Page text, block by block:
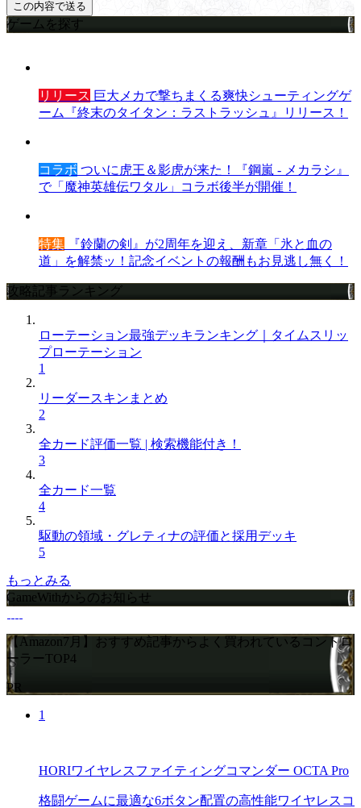
ゲームを探す
リリース 巨大メカで撃ちまくる爽快シューティングゲ
ーム『終末のタイタン：ラストラッシュ』リリース！
コラボ ついに虎王＆影虎が来た！『鋼嵐 - メカラシ』
で「魔神英雄伝ワタル」コラボ後半が開催！
特集 『鈴蘭の剣』が2周年を迎え、新章「氷と血の
道」を解禁ッ！記念イベントの報酬もお見逃し無く！
攻略記事ランキング
ローテーション最強デッキランキング｜タイムスリッ
プローテーション
1
リーダースキンまとめ
2
全カード評価一覧 | 検索機能付き！
3
全カード一覧
4
駆動の領域・グレティナの評価と採用デッキ
5
もっとみる
GameWithからのお知らせ
【Amazon7月】おすすめ記事からよく買われているコントロ
ーラーTOP4
PR
1
HORIワイヤレスファイティングコマンダー OCTA Pro
格闘ゲームに最適な6ボタン配置の高性能ワイヤレスコ